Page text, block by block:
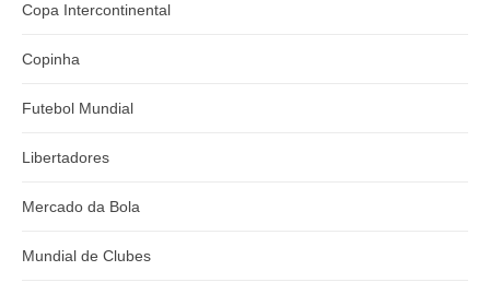
Copa Intercontinental
Copinha
Futebol Mundial
Libertadores
Mercado da Bola
Mundial de Clubes